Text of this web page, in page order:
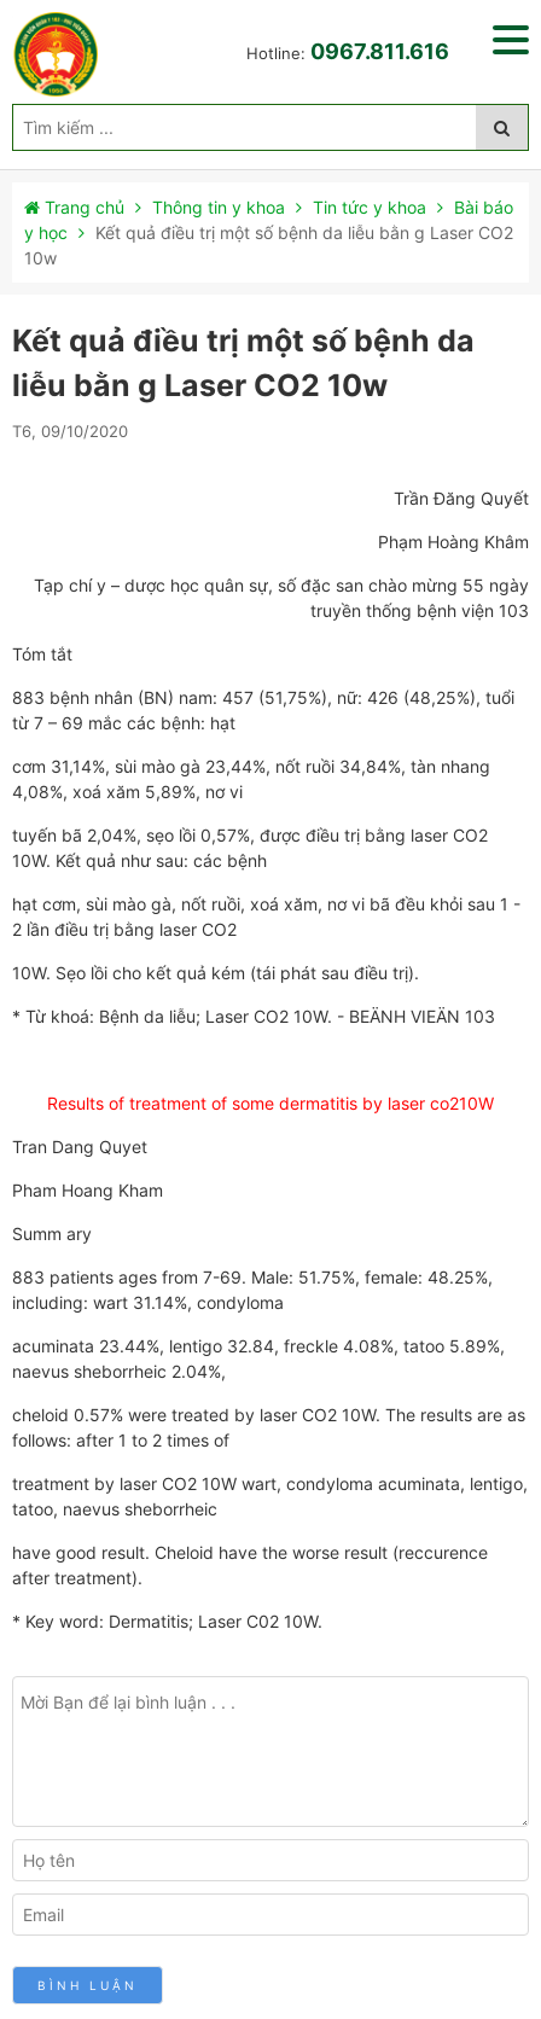
Hotline: 0967.811.616
Trang chủ Thông tin y khoa Tin tức y khoa
Bài báo
y học
Kết quả điều trị một số bệnh da liễu bằn g Laser CO2
10w
Kết quả điều trị một số bệnh da
liễu bằn g Laser CO2 10w
T6, 09/10/2020
Trần Đăng Quyết
Phạm Hoàng Khâm
Tạp chí y – dược học quân sự, số đặc san chào mừng 55 ngày
truyền thống bệnh viện 103
Tóm tắt
883 bệnh nhân (BN) nam: 457 (51,75%), nữ: 426 (48,25%), tuổi
từ 7 – 69 mắc các bệnh: hạt
cơm 31,14%, sùi mào gà 23,44%, nốt ruồi 34,84%, tàn nhang
4,08%, xoá xăm 5,89%, nơ vi
tuyến bã 2,04%, sẹo lồi 0,57%, được điều trị bằng laser CO2
10W. Kết quả như sau: các bệnh
hạt cơm, sùi mào gà, nốt ruồi, xoá xăm, nơ vi bã đều khỏi sau 1 -
2 lần điều trị bằng laser CO2
10W. Sẹo lồi cho kết quả kém (tái phát sau điều trị).
* Từ khoá: Bệnh da liễu; Laser CO2 10W. - BEÄNH VIEÄN 103
Results of treatment of some dermatitis by laser co210W
Tran Dang Quyet
Pham Hoang Kham
Summ ary
883 patients ages from 7-69. Male: 51.75%, female: 48.25%,
including: wart 31.14%, condyloma
acuminata 23.44%, lentigo 32.84, freckle 4.08%, tatoo 5.89%,
naevus sheborrheic 2.04%,
cheloid 0.57% were treated by laser CO2 10W. The results are as
follows: after 1 to 2 times of
treatment by laser CO2 10W wart, condyloma acuminata, lentigo,
tatoo, naevus sheborrheic
have good result. Cheloid have the worse result (reccurence
after treatment).
* Key word: Dermatitis; Laser C02 10W.